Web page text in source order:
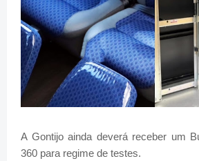
A Gontijo ainda deverá receber um
360 para regime de testes.